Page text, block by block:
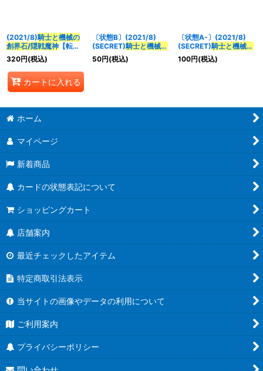
(2021/8)騎士と機械の
創界石/隠戦魔神 【転醒
R】{BS58-
070a/BS58-070b}
《多》
320円(税込)
カートに入れる
〔状態B〕(2021/8)
(SECRET)騎士と機械の
創界石/隠戦魔神
R-SEC】{BS58-
50円(税込)
〔状態A-〕(2021/8)
(SECRET)騎士と機械の
創界石/隠戦魔神
R-SEC】{BS58-
100円(税込)
ホーム
マイページ
新着商品
カードの状態表記について
ショッピングカート
店舗案内
最近チェックしたアイテム
特定商取引法表示
当サイトの画像やデータの利用について
ご利用案内
プライバシーポリシー